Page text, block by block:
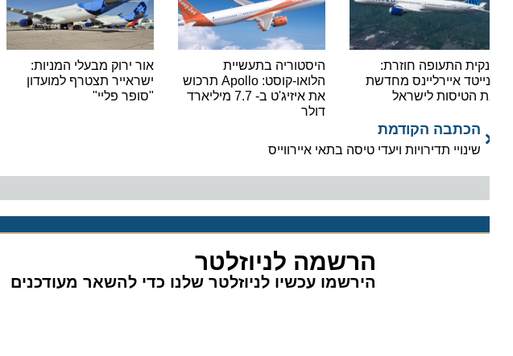
התעופה חוזרת:
איירליינס מחדשת
הטיסות לישראל
היסטוריה בתעשיית
הלואו-קוסט: Apollo תרכוש
את איזיג'ט ב- 7.7 מיליארד
דולר
אור ירוק מבעלי המניות:
ישראייר תצטרף למועדון
"סופר פליי"
הכתבה הקודמת
שינויי תדירויות ויעדי טיסה בתאי איירווייס
הרשמה לניוזלטר
הירשמו עכשיו לניוזלטר שלנו כדי להשאר מעודכנים